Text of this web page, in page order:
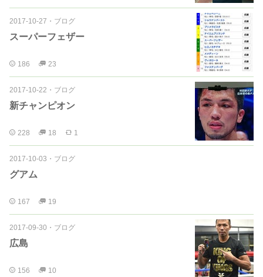
2017-10-27 ・ ブログ
スーパーフェザー
186 23
2017-10-22 ・ ブログ
新チャンピオン
228 18 1
2017-10-03 ・ ブログ
グアム
167 19
2017-09-30 ・ ブログ
広島
156 10